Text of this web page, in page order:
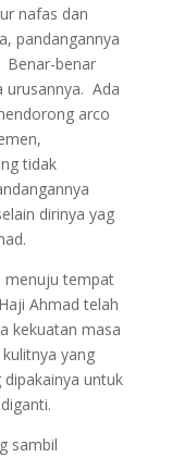
nafas dan
pandangannya
Benar-benar
urusannya. Ada
arco
tidak
dirinya yag
menuju tempat
Ahmad telah
kekuatan masa
yang
untuk
sambil